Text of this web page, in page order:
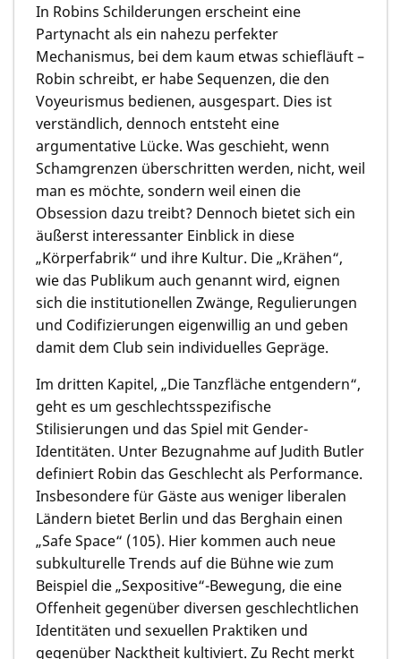
In Robins Schilderungen erscheint eine
Partynacht als ein nahezu perfekter
Mechanismus, bei dem kaum etwas schiefläuft –
Robin schreibt, er habe Sequenzen, die den
Voyeurismus bedienen, ausgespart. Dies ist
verständlich, dennoch entsteht eine
argumentative Lücke. Was geschieht, wenn
Schamgrenzen überschritten werden, nicht, weil
man es möchte, sondern weil einen die
Obsession dazu treibt? Dennoch bietet sich ein
äußerst interessanter Einblick in diese
„Körperfabrik“ und ihre Kultur. Die „Krähen“,
wie das Publikum auch genannt wird, eignen
sich die institutionellen Zwänge, Regulierungen
und Codifizierungen eigenwillig an und geben
damit dem Club sein individuelles Gepräge.
Im dritten Kapitel, „Die Tanzfläche entgendern“,
geht es um geschlechtsspezifische
Stilisierungen und das Spiel mit Gender-
Identitäten. Unter Bezugnahme auf Judith Butler
definiert Robin das Geschlecht als Performance.
Insbesondere für Gäste aus weniger liberalen
Ländern bietet Berlin und das Berghain einen
„Safe Space“ (105). Hier kommen auch neue
subkulturelle Trends auf die Bühne wie zum
Beispiel die „Sexpositive“-Bewegung, die eine
Offenheit gegenüber diversen geschlechtlichen
Identitäten und sexuellen Praktiken und
gegenüber Nacktheit kultiviert. Zu Recht merkt